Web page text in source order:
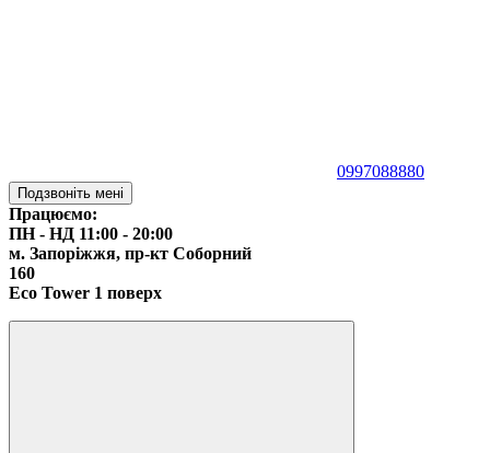
0997088880
Подзвоніть мені
Працюємо:
ПН - НД 11:00 - 20:00
м. Запоріжжя, пр-кт Соборний
160
Eco Tower 1 поверх